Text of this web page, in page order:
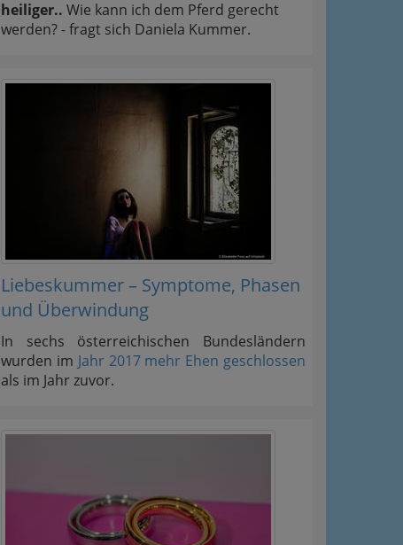
heiliger.. Wie kann ich dem Pferd gerecht
werden? - fragt sich Daniela Kummer.
Liebeskummer – Symptome, Phasen
und Überwindung
In sechs österreichischen Bundesländern
wurden im Jahr 2017 mehr Ehen geschlossen
als im Jahr zuvor.